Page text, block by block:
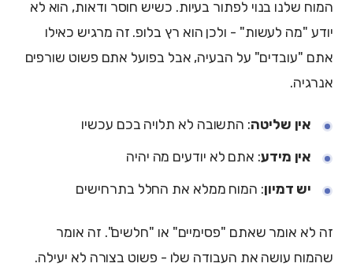
המוח שלנו בנוי לפתור בעיות. כשיש חוסר ודאות, הוא לא
יודע "מה לעשות" - ולכן הוא רץ בלופ. זה מרגיש כאילו
אתם "עובדים" על הבעיה, אבל בפועל אתם פשוט שורפים
אנרגיה.
אין שליטה: התשובה לא תלויה בכם עכשיו
אין מידע: אתם לא יודעים מה יהיה
יש דמיון: המוח ממלא את החלל בתרחישים
זה לא אומר שאתם "פסימיים" או "חלשים". זה אומר
שהמוח עושה את העבודה שלו - פשוט בצורה לא יעילה.